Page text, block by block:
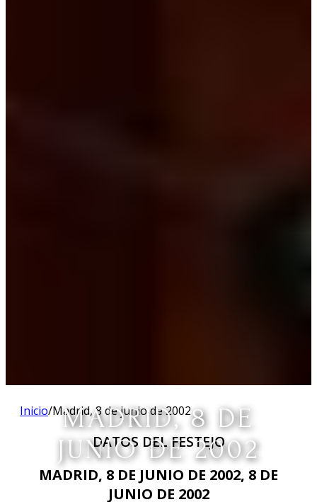
MADRID, 8 DE
JUNIO DE 2002
Inicio/Madrid, 8 de junio de 2002
DATOS DEL FESTEJO
MADRID, 8 DE JUNIO DE 2002, 8 DE
JUNIO DE 2002